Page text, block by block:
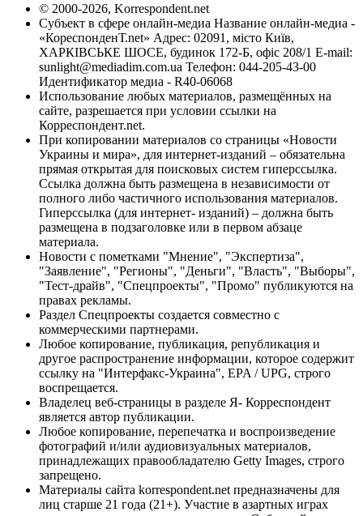
© 2000-2026, Korrespondent.net
Субъект в сфере онлайн-медиа Название онлайн-медиа -
«КореспонденТ.net» Адрес: 02091, місто Київ,
ХАРКІВСЬКЕ ШОСЕ, будинок 172-Б, офіс 208/1 E-mail:
sunlight@mediadim.com.ua Телефон: 044-205-43-00
Идентификатор медиа - R40-06068
Использование любых материалов, размещённых на
сайте, разрешается при условии ссылки на
Корреспондент.net.
При копировании материалов со страницы «Новости
Украины и мира», для интернет-изданий – обязательна
прямая открытая для поисковых систем гиперссылка.
Ссылка должна быть размещена в независимости от
полного либо частичного использования материалов.
Гиперссылка (для интернет- изданий) – должна быть
размещена в подзаголовке или в первом абзаце
материала.
Новости с пометками "Мнение", "Экспертиза",
"Заявление", "Регионы", "Деньги", "Власть", "Выборы",
"Тест-драйв", "Спецпроекты", "Промо" публикуются на
правах рекламы.
Раздел Спецпроекты создается совместно с
коммерческими партнерами.
Любое копирование, публикация, републикация и
другое распространение информации, которое содержит
ссылку на "Интерфакс-Украина", EPA / UPG, строго
воспрещается.
Владелец веб-страницы в разделе Я- Корреспондент
является автор публикации.
Любое копирование, перепечатка и воспроизведение
фотографий и/или аудиовизуальных материалов,
принадлежащих правообладателю Getty Images, строго
запрещено.
Материалы сайта korrespondent.net предназначены для
лиц старше 21 года (21+). Участие в азартных играх